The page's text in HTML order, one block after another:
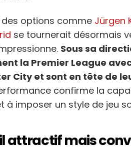
options comme Jürgen
se tournerait désormais
Sous sa
la Premier League
City et sont en tête de
confirme la
à imposer un style de jeu
attractif mais